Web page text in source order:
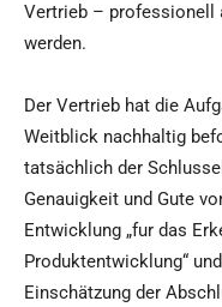
Vertrieb – professionell
werden.
Der Vertrieb hat die
Weitblick nachhaltig
tatsächlich der
Genauigkeit und Gute
Entwicklung „fur das
Produktentwicklung“
Einschätzung der